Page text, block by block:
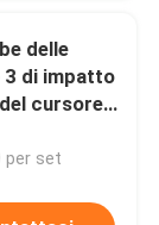
delle
3 di impatto
cursore
per set